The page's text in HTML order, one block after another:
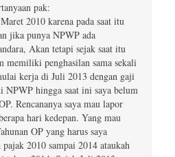
pak:
2010 karena pada saat itu
jika punya NPWP ada
Akan tetapi sejak saat itu
memiliki penghasilan sama sekali
kerja di Juli 2013 dengan gaji
hingga saat ini saya belum
Rencananya saya mau lapor
hari kedepan. Yang mau
OP yang harus saya
2010 sampai 2014 ataukah